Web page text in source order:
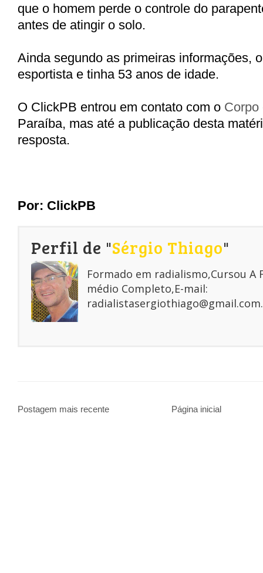
que o homem perde o controle do
antes de atingir o solo.
Ainda segundo as primeiras informações,
esportista e tinha 53 anos de idade.
O ClickPB entrou em contato com o Corpo
Paraíba, mas até a publicação desta
resposta.
Por: ClickPB
Perfil de "Sérgio Thiago"
Formado em radialismo,Cursou A
médio Completo,E-mail:
radialistasergiothiago@gmail.com.
Postagem mais recente Página inicial